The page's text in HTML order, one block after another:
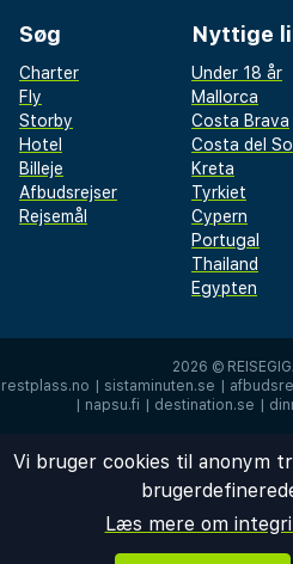
Søg
Charter
Fly
Storby
Hotel
Billeje
Afbudsrejser
Rejsemål
Nyttige
Under 18 år
Mallorca
Costa Brava
Costa del
Kreta
Tyrkiet
Cypern
Portugal
Thailand
Egypten
2026 ©
restplass.no | sistaminuten.se |
| napsu.fi | destination.se |
Vi bruger cookies til anonym
Læs mere om